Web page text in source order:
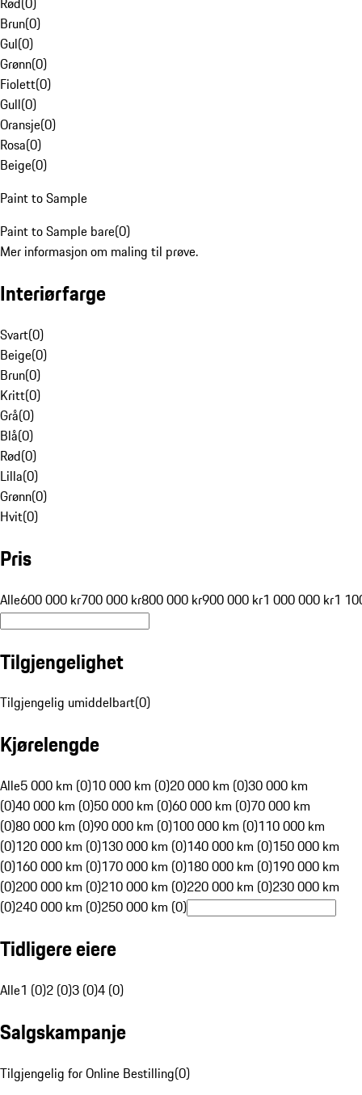
Brun(0)
Gul(0)
Grønn(0)
Fiolett(0)
Gull(0)
Oransje(0)
Rosa(0)
Beige(0)
Paint to Sample
Paint to Sample bare(0)
Mer informasjon om maling til prøve.
Interiørfarge
Svart(0)
Beige(0)
Brun(0)
Kritt(0)
Grå(0)
Blå(0)
Rød(0)
Lilla(0)
Grønn(0)
Hvit(0)
Pris
Alle600 000 kr700 000 kr800 000 kr900 000 kr1 000 000 kr1
Tilgjengelighet
Tilgjengelig umiddelbart(0)
Kjørelengde
Alle5 000 km (0)10 000 km (0)20 000 km (0)30 000 km
(0)40 000 km (0)50 000 km (0)60 000 km (0)70 000 km
(0)80 000 km (0)90 000 km (0)100 000 km (0)110 000 km
(0)120 000 km (0)130 000 km (0)140 000 km (0)150 000 km
(0)160 000 km (0)170 000 km (0)180 000 km (0)190 000 km
(0)200 000 km (0)210 000 km (0)220 000 km (0)230 000 km
(0)240 000 km (0)250 000 km (0)
Tidligere eiere
Alle1 (0)2 (0)3 (0)4 (0)
Salgskampanje
Tilgjengelig for Online Bestilling(0)